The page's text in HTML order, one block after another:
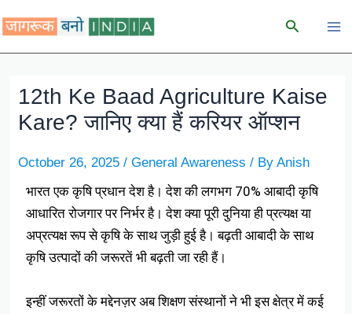
to
content
Search
12th Ke Baad Agriculture Kaise
Kare? जानिए क्या हैं करियर ऑप्शन
October 26, 2025/General Awareness / ByAnish
भारत एक कृषि प्रधान देश है। देश की लगभग 70% आबादी कृषि
आधारित रोजगार पर निर्भर है। देश क्या पूरी दुनिया ही प्रत्यक्ष या
अप्रत्यक्ष रूप से कृषि के साथ जुड़ी हुई है। बढ़ती आबादी के साथ
कृषि उत्पादों की जरूरतें भी बढ़ती जा रही हैं।
इन्हीं जरूरतों के मद्देनज़र अब शिक्षण संस्थानों ने भी इस क्षेत्र में कई